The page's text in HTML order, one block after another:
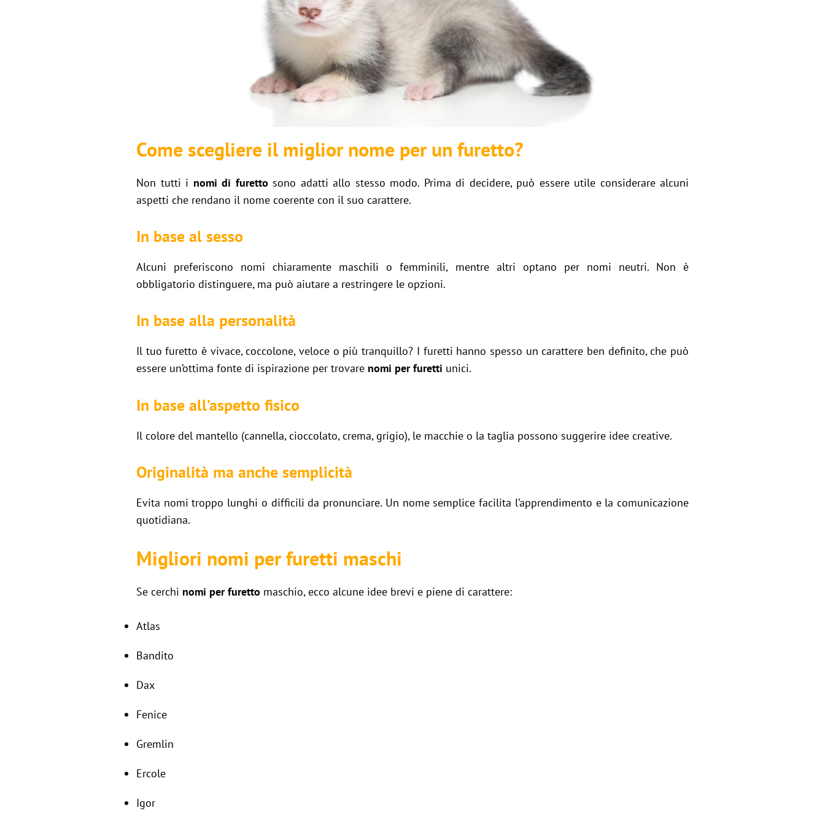
Come scegliere il miglior nome per un furetto?
Non tutti i nomi di furetto sono adatti allo stesso modo. Prima di decidere, può essere utile considerare alcuni
aspetti che rendano il nome coerente con il suo carattere.
In base al sesso
Alcuni preferiscono nomi chiaramente maschili o femminili, mentre altri optano per nomi neutri. Non è
obbligatorio distinguere, ma può aiutare a restringere le opzioni.
In base alla personalità
Il tuo furetto è vivace, coccolone, veloce o più tranquillo? I furetti hanno spesso un carattere ben definito, che può
essere un’ottima fonte di ispirazione per trovare nomi per furetti unici.
In base all’aspetto fisico
Il colore del mantello (cannella, cioccolato, crema, grigio), le macchie o la taglia possono suggerire idee creative.
Originalità ma anche semplicità
Evita nomi troppo lunghi o difficili da pronunciare. Un nome semplice facilita l’apprendimento e la comunicazione
quotidiana.
Migliori nomi per furetti maschi
Se cerchi nomi per furetto maschio, ecco alcune idee brevi e piene di carattere:
Atlas
Bandito
Dax
Fenice
Gremlin
Ercole
Igor